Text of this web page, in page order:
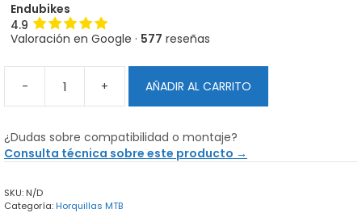
Endubikes
4.9
Valoración en Google · 577 reseñas
-
Horquilla
Fox
Grip2
Factory
+ AÑADIR AL CARRITO
¿Dudas sobre compatibilidad o montaje?
Consulta técnica sobre este producto →
SKU: N/D
Categoría:Horquillas MTB